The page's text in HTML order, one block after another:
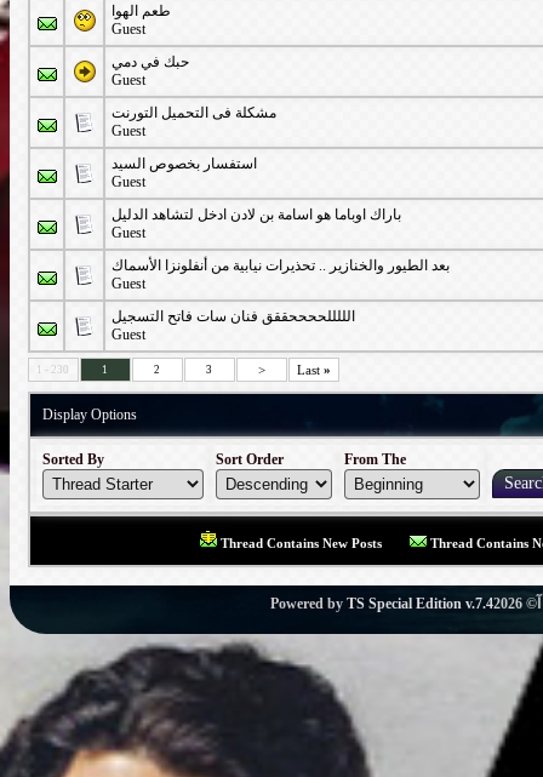
طعم الهوا
Guest
حبك في دمي
Guest
مشكلة فى التحميل التورنت
Guest
استفسار بخصوص السيد
Guest
باراك اوباما هو اسامة بن لادن ادخل لتشاهد الدليل
Guest
بعد الطيور والخنازير .. تحذيرات نيابية من أنفلونزا الأسماك
Guest
الللللححححققق فنان سات فاتح التسجيل
Guest
1 - 230 1 2 3 > Last »
Display Options
Sorted By Sort Order From The
Thread Contains New Posts Thread Contains
Powered by TS Special Edition v.7.4